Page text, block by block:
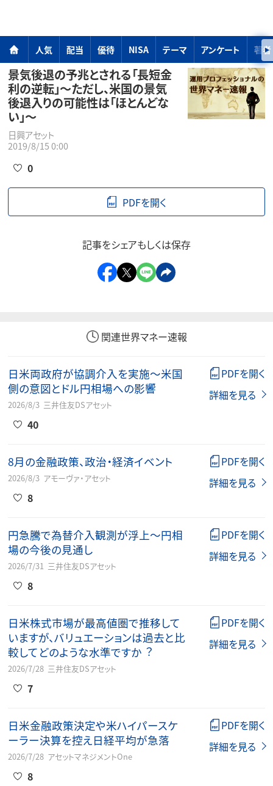
人気 配当 優待 NISA テーマ アンケート 著者
景気後退の予兆とされる「長短金
利の逆転」～ただし、米国の景気
後退入りの可能性は「ほとんどな
い」～
日興アセット
2019/8/15 0:00
0
PDFを開く
記事をシェアもしくは保存
関連世界マネー速報
日米両政府が協調介入を実施～米国
側の意図とドル円相場への影響
2026/8/3 三井住友DSアセット
40
PDFを開く
詳細を見る
8月の金融政策、政治・経済イベント
2026/8/3 アモーヴァ・アセット
8
PDFを開く
詳細を見る
円急騰で為替介入観測が浮上～円相
場の今後の見通し
2026/7/31 三井住友DSアセット
8
PDFを開く
詳細を見る
⽇⽶株式市場が最⾼値圏で推移して
いますが、バリュエーションは過去と⽐
較してどのような⽔準ですか︖
2026/7/28 三井住友DSアセット
7
PDFを開く
詳細を見る
日米金融政策決定や米ハイパースケ
ーラー決算を控え日経平均が急落
2026/7/28 アセットマネジメントOne
8
PDFを開く
詳細を見る